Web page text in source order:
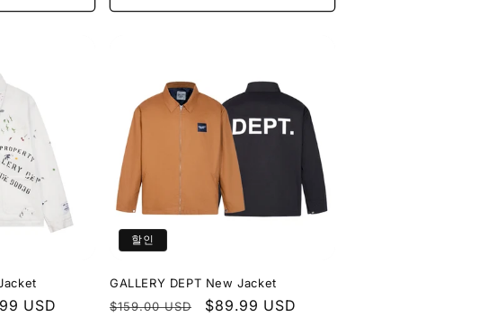
USD
할인
GALLERY DEPT New Jacket
정
$159.00 USD
할
$89.99 USD